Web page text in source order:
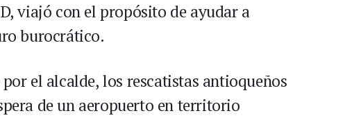
viajó con el propósito de ayudar a
burocrático.
el alcalde, los rescatistas antioqueños
de un aeropuerto en territorio